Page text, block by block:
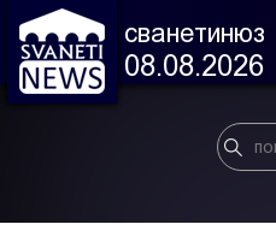
сванетинюз
08.08.2026